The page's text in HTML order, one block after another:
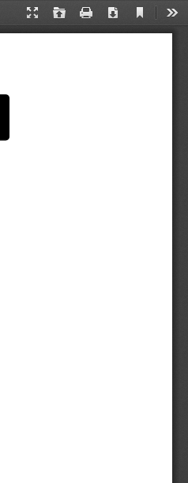
Presentation
Mode
Open Print Download
Current
View